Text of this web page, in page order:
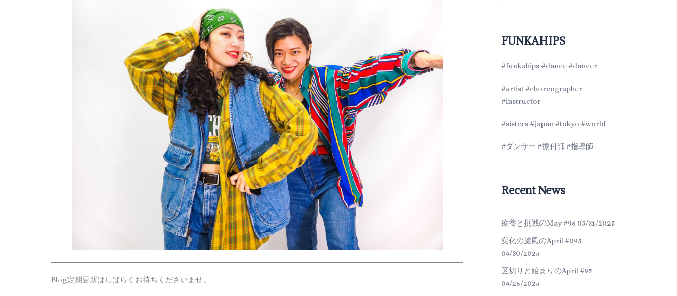
Blog定期更新はしばらくお待ちくださいませ。
FUNKAHIPS
#funkahips #dance #dancer
#artist #choreographer
#instructor
#sisters #japan #tokyo #world
#ダンサー #振付師 #指導師
Recent News
療養と挑戦のMay #96 05/31/2025
変化の旋風のApril #095
04/30/2025
区切りと始まりのApril #95
04/26/2025